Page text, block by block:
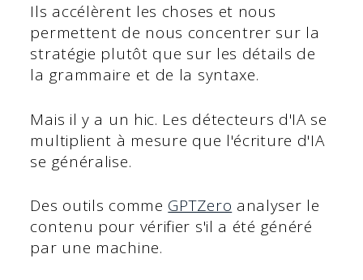
Ils accélèrent les choses et nous
permettent de nous concentrer sur la
stratégie plutôt que sur les détails de
la grammaire et de la syntaxe.
Mais il y a un hic. Les détecteurs d'IA se
multiplient à mesure que l'écriture d'IA
se généralise.
Des outils comme GPTZero analyser le
contenu pour vérifier s'il a été généré
par une machine.